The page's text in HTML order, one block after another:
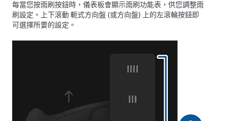
每當您按雨刷按鈕時，儀表板會顯示雨刷功能表，供您調整雨
刷設定。上下滾動軛式方向盤 (或方向盤) 上的左滾輪按鈕即
可選擇所要的設定。